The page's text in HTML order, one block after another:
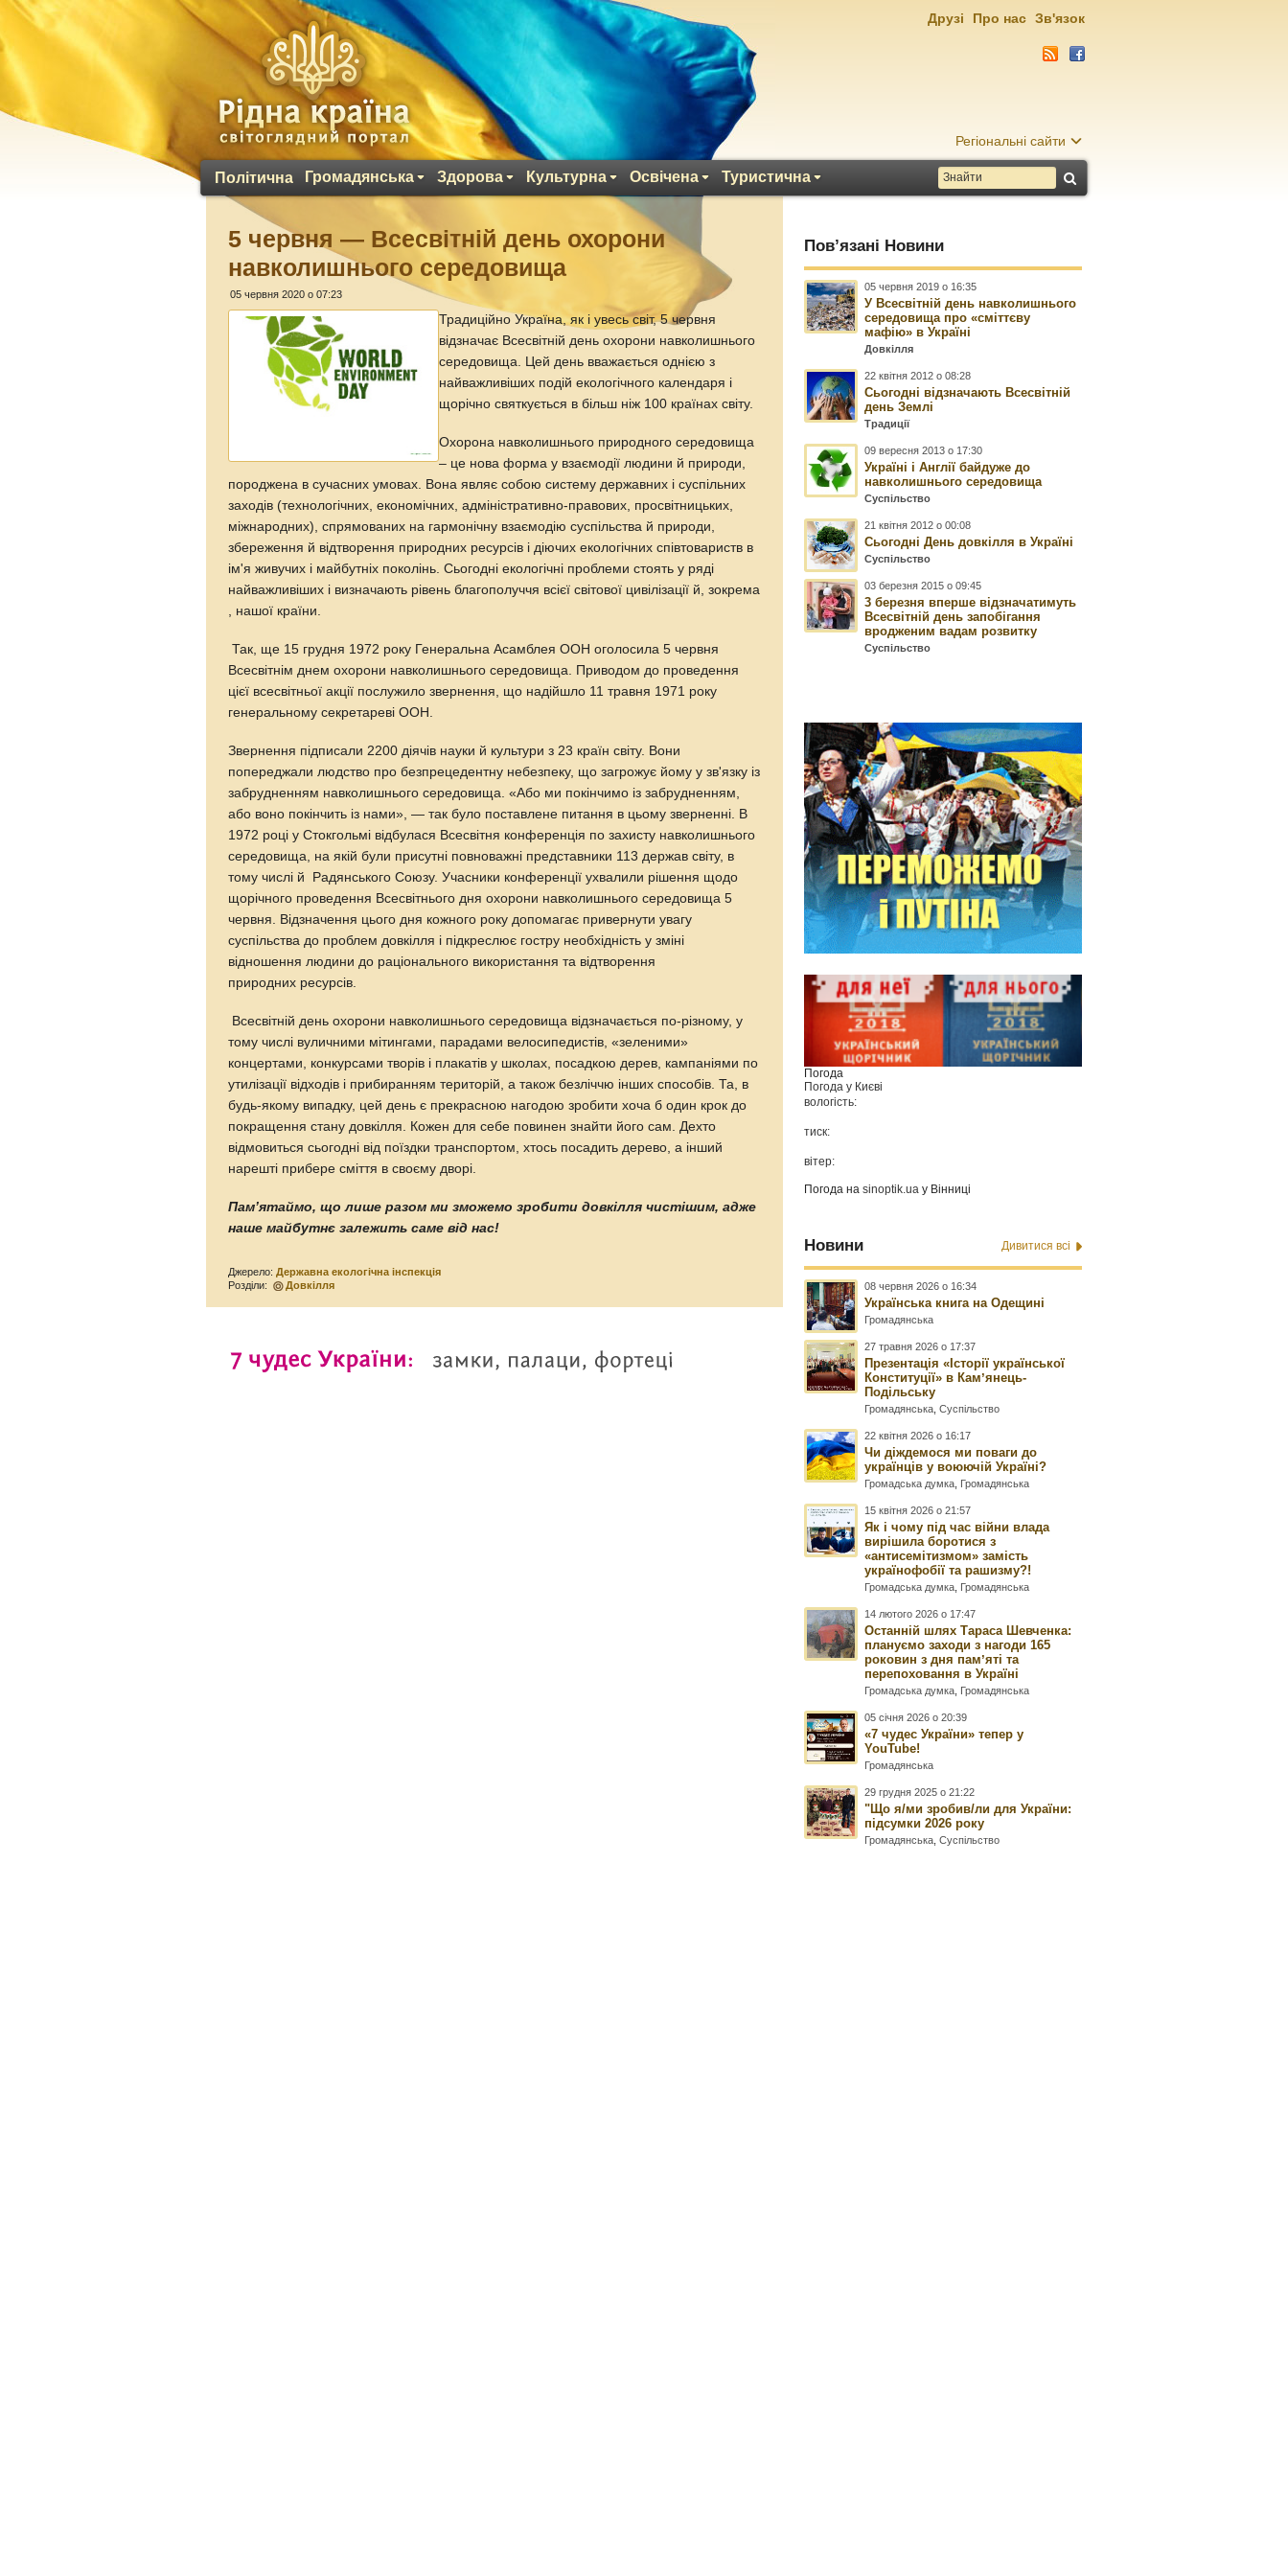
Регіональні сайти
Політична Громадянська Здорова Культурна Освічена Туристична
Друзі Про нас Зв'язок
5 червня — Всесвітній день охорони
навколишнього середовища
05 червня 2020 о 07:23
Традиційно Україна, як і увесь світ, 5 червня
відзначає Всесвітній день охорони навколишнього
середовища. Цей день вважається однією з
найважливіших подій екологічного календаря і
щорічно святкується в більш ніж 100 країнах світу.
Охорона навколишнього природного середовища
– це нова форма у взаємодії людини й природи,
породжена в сучасних умовах. Вона являє собою систему державних і суспільних
заходів (технологічних, економічних, адміністративно-правових, просвітницьких,
міжнародних), спрямованих на гармонічну взаємодію суспільства й природи,
збереження й відтворення природних ресурсів і діючих екологічних співтовариств в
ім'я живучих і майбутніх поколінь. Сьогодні екологічні проблеми стоять у ряді
найважливіших і визначають рівень благополуччя всієї світової цивілізації й, зокрема
, нашої країни.
Так, ще 15 грудня 1972 року Генеральна Асамблея ООН оголосила 5 червня
Всесвітнім днем охорони навколишнього середовища. Приводом до проведення
цієї всесвітньої акції послужило звернення, що надійшло 11 травня 1971 року
генеральному секретареві ООН.
Звернення підписали 2200 діячів науки й культури з 23 країн світу. Вони
попереджали людство про безпрецедентну небезпеку, що загрожує йому у зв'язку із
забрудненням навколишнього середовища. «Або ми покінчимо із забрудненням,
або воно покінчить із нами», — так було поставлене питання в цьому зверненні. В
1972 році у Стокгольмі відбулася Всесвітня конференція по захисту навколишнього
середовища, на якій були присутні повноважні представники 113 держав світу, в
тому числі й Радянського Союзу. Учасники конференції ухвалили рішення щодо
щорічного проведення Всесвітнього дня охорони навколишнього середовища 5
червня. Відзначення цього дня кожного року допомагає привернути увагу
суспільства до проблем довкілля і підкреслює гостру необхідність у зміні
відношення людини до раціонального використання та відтворення
природних ресурсів.
Всесвітній день охорони навколишнього середовища відзначається по-різному, у
тому числі вуличними мітингами, парадами велосипедистів, «зеленими»
концертами, конкурсами творів і плакатів у школах, посадкою дерев, кампаніями по
утилізації відходів і прибиранням територій, а також безліччю інших способів. Та, в
будь-якому випадку, цей день є прекрасною нагодою зробити хоча б один крок до
покращення стану довкілля. Кожен для себе повинен знайти його сам. Дехто
відмовиться сьогодні від поїздки транспортом, хтось посадить дерево, а інший
нарешті прибере сміття в своєму дворі.
Пам’ятаймо, що лише разом ми зможемо зробити довкілля чистішим, адже
наше майбутнє залежить саме від нас!
Джерело:Державна екологічна інспекція
Розділи:
Довкілля
Пов’язані Новини
05 червня 2019 о 16:35
У Всесвітній день навколишнього
середовища про «сміттєву
мафію» в Україні
Довкілля
22 квітня 2012 о 08:28
Сьогодні відзначають Всесвітній
день Землі
Традиції
09 вересня 2013 о 17:30
Україні і Англії байдуже до
навколишнього середовища
Суспільство
21 квітня 2012 о 00:08
Сьогодні День довкілля в Україні
Суспільство
03 березня 2015 о 09:45
3 березня вперше відзначатимуть
Всесвітній день запобігання
вродженим вадам розвитку
Суспільство
Погода
Погода у Києві
вологість:
тиск:
вітер:
Погода наsinoptik.ua у Вінниці
Новини Дивитися всі
08 червня 2026 о 16:34
Українська книга на Одещині
Громадянська
27 травня 2026 о 17:37
Презентація «Історії української
Конституції» в Камʼянець-
Подільську
Громадянська ,Суспільство
22 квітня 2026 о 16:17
Чи діждемося ми поваги до
українців у воюючій Україні?
Громадська думка Громадянська
15 квітня 2026 о 21:57
Як і чому під час війни влада
вирішила боротися з
«антисемітизмом» замість
українофобії та рашизму?!
Громадська думка Громадянська
14 лютого 2026 о 17:47
Останній шлях Тараса Шевченка:
плануємо заходи з нагоди 165
роковин з дня памʼяті та
перепоховання в Україні
Громадська думка Громадянська
05 січня 2026 о 20:39
«7 чудес України» тепер у
YouTube!
Громадянська
29 грудня 2025 о 21:22
"Що я/ми зробив/ли для України:
підсумки 2026 року
Громадянська ,Суспільство